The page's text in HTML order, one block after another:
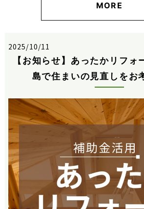
MORE
2025/10/11
【お知らせ】あったかリフォ
島で住まいの見直しをお